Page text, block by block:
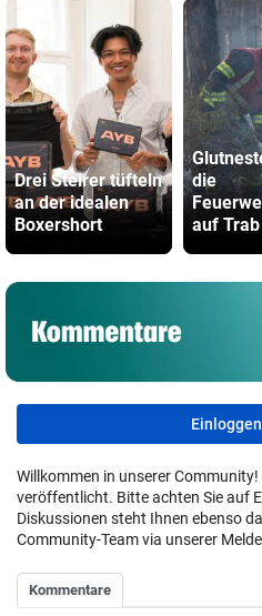
Drei Steirer tüfteln
an der idealen
Boxershort
die
auf Trab
Willkommen in unserer
veröffentlicht. Bitte achten Sie auf
Diskussionen steht Ihnen ebenso
Community-Team via unserer